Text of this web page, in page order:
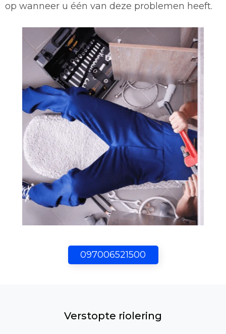
097006521500
op wanneer u één van deze problemen heeft.
Verstopte riolering